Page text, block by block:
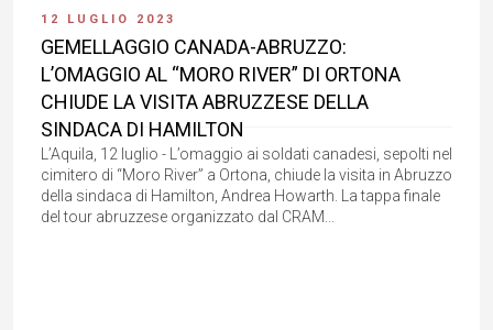
12 LUGLIO 2023
GEMELLAGGIO CANADA-ABRUZZO:
L’OMAGGIO AL “MORO RIVER” DI ORTONA
CHIUDE LA VISITA ABRUZZESE DELLA
SINDACA DI HAMILTON
L’Aquila, 12 luglio - L’omaggio ai soldati canadesi, sepolti nel
cimitero di “Moro River” a Ortona, chiude la visita in Abruzzo
della sindaca di Hamilton, Andrea Howarth. La tappa finale
del tour abruzzese organizzato dal CRAM...